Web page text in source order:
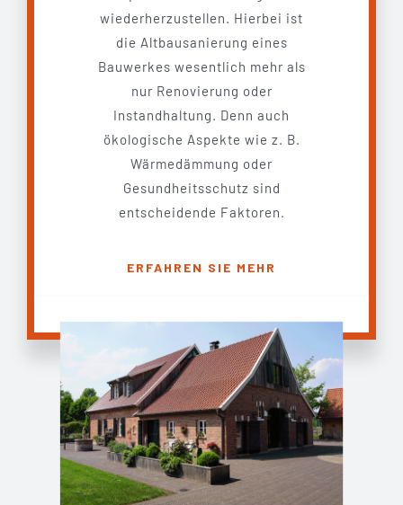
wiederherzustellen. Hierbei ist
die Altbausanierung eines
Bauwerkes wesentlich mehr als
nur Renovierung oder
Instandhaltung. Denn auch
ökologische Aspekte wie z. B.
Wärmedämmung oder
Gesundheitsschutz sind
entscheidende Faktoren.
ERFAHREN SIE MEHR